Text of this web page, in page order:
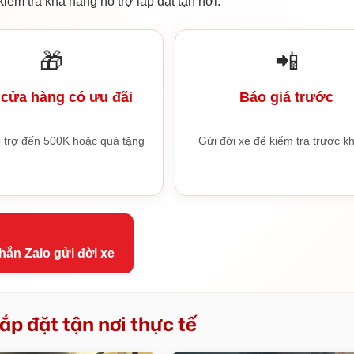
🎁
hàng có ưu đãi
trợ đến 500K hoặc quà tặng
📲
Báo giá trước
Gửi đời xe để kiểm tra trước
Zalo gửi đời xe
đặt tận nơi thực tế